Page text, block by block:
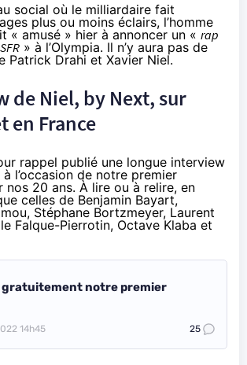
social où le milliardaire fait
plus ou moins éclairs, l’homme
« amusé » hier à annoncer un « rap
» à l’Olympia. Il n’y aura pas de
Patrick Drahi et Xavier Niel.
de Niel, by Next, sur
en France
rappel publié une longue interview
l’occasion de notre premier
nos 20 ans. À lire ou à relire, en
celles de Benjamin Bayart,
Stéphane Bortzmeyer, Laurent
Falque-Pierrotin, Octave Klaba et
gratuitement notre premier
14h45 25